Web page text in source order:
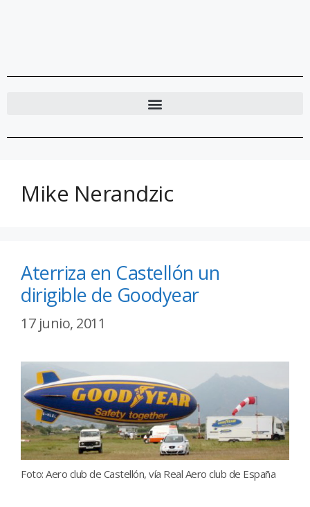
Mike Nerandzic
Aterriza en Castellón un
dirigible de Goodyear
17 junio, 2011
Foto: Aero club de Castellón, vía Real Aero club de España